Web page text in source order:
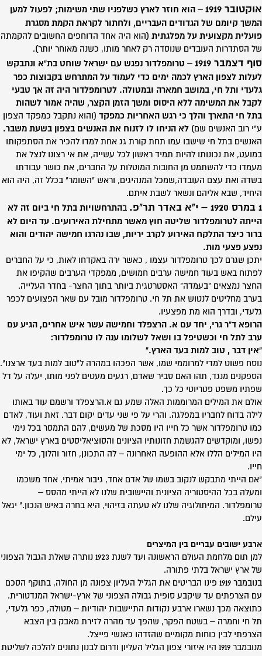
אוקטובר 1919 – הוא חוזר לארץ כשלפניו שתי משימות; לפעול למען
המשך קיומם של הגדודים העבריים, ולחתור לקראת הקמת מסגרת
פועלית מקצועית על מפלגתית (הוא היה אחד הדוחפים החשובים להקמתה
של הסתדרות העובדים שנוסדה רק לאחר מותו, כשנה מאוחר יותר).
סוף דצמבר 1919 – טרומפלדור נפגש עם ישראל שוחט בת"א ונתבקש
לעלות לצפון הארץ לכמה ימים כדי לעמוד על המתרחש בקבוצות כפר
גלעדי ותל חי, במושב חמארה ובמטולה. לטרומפלדור היה זה אך טבעי
לקבל את המשימה ללא היסוס ומשך הזמן הקצר, שהיה אמור לשהות
בתל חי התארך והלך כי רגש האחריות כמפקד (והוא נתקבל כמפקד הצפון
ע"י רוב האנשים שם) לא הניחו לו לזנוח את האנשים בצפון בשעת משבר.
האנשים בתל חי שישבו עמו תחת קורת גג אחת למדו להכיר את הסתפקותו
במועט, את נכונותו להיות תמיד ראשון לכל עשייה, את אי רצונו לנצל את
מעמדו כדי להשתמט מן החובות המוטלות על החברים, את כושר עבודתו
בשדה ואת עצם העובדה,שמכל המנהיגים, וראש "השומר" בכלל זה, היה הוא
היחיד, שבא אליהם ונשאר לשבת איתם.
1 במרס 1920 – י"א באדר תר"פ. בהתרחשויות בתל חי ביום זה לא
הייתה לטרומפלדור שליטה חוץ מאשר מתחילת האירועים. עד היום לא
ברור כיצד התלקח האירוע לקרב יריות, שבו נהרגו חמישה יהודים והוא
נפצע פצעי מות.
יתכן שגרם לכך טרומפלדור עצמו , כאשר ירה באקדחו לאות, כי על החברים
לפתוח באש בעוד חמישה ערבים חמושים, ממפקדי הערבים שהקיפו את
החצר נמצאים "בעמדה" האסטרטגית ביותר בתוך החצר- בחדר העלייה.
בערב מחליטים לנטוש את תל חי. טרומפלדור מובל עם שאר הפצועים לכפר
גלעדי, ובדרך הוא מת מפצעיו.
הרופא ד"ר גרי, יחד עם א. הרצפלד וחמישה עשר איש אחרים, הגיע עם
ערב לתל חי וכשטיפל בו ושאל לשלומו ענה לו טרומפלדור:
"אין דבר , טוב למות בעד הארץ."
נוסח פשוט למדי למרוממי שמו, אשר הפכהו במהרה ל"טוב למות בעד ארצנו".
הספקנים מנגד, תהו האם סביר שאדם, רגעים מעטים לפני מותו, יעלה על דל
שפתיו משפט פטריוטי כל כך.
אולם את המילים המרוממות האלה שמע גם א.הרצפלד ורשמם עוד באותו
לילה בדוח לחבריו במפלגה. והרי על פי שני עדים יקום דבר. זאת ועוד, לאדם
כמו טרומפלדור אשר כל חייו היו מסכת של מעשים, להם התמסר בכל נימי
נפשו, ומוקדשים להגשמת חזונותיו הציונים והסוציאליסטים בארץ ישראל, לא
היו המילים הללו אלא ההופעה האחרונה – לה התכונן, חזור והלוך, כל ימי
חייו.
"אם הייתי מתבקש לנקוב בשמו של אדם אחד, גיבור אמיתי, אחד משכמו
ומעלה בכל ההיסטוריה הציונית והיישובית שלנו לא הייתי מהסס –
טרומפלדור. המיתולוגיה שלנו לא טעתה בזיהוי, היא בחרה באיש הנכון." יגאל
עילם.
ארבע ישובים עבריים בין המיצרים
למן תום מלחמת העולם הראשונה ועד לשנת 1923 נותרה שאלת הגבול הצפוני
של ארץ ישראל בלתי פתורה.
בנובמבר 1919 פינו הבריטים את הגליל העליון צפונה מן החולה, בתוקף הסכם
עם הצרפתים עד שיקבע סופית גבולה הצפוני של ארץ-ישראל המנדטורית.
כתוצאה מכך נשארו ארבע נקודות התיישבות יהודיות – מטולה, כפר גלעדי,
תל חי וחמרה – בשטח הפקר, שהפך עד מהרה לזירת מאבק בין הצבא
הצרפתי לבין כוחות מקומיים שהזדהו כאנשי פייצל.
מנובמבר 1919 היו איזורי צפון הגליל העליון ודרום לבנון נתונים להלכה לשליטת